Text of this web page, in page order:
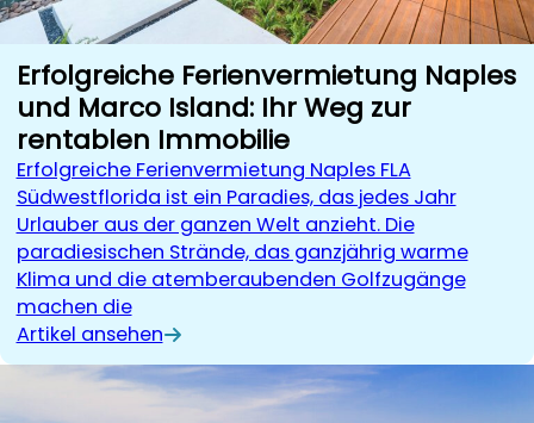
Erfolgreiche Ferienvermietung Naples
und Marco Island: Ihr Weg zur
rentablen Immobilie
Erfolgreiche Ferienvermietung Naples FLA
Südwestflorida ist ein Paradies, das jedes Jahr
Urlauber aus der ganzen Welt anzieht. Die
paradiesischen Strände, das ganzjährig warme
Klima und die atemberaubenden Golfzugänge
machen die
Artikel ansehen